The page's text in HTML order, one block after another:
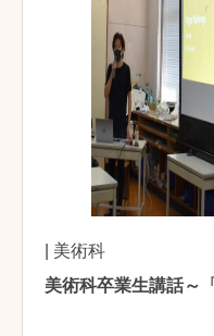
| 美術科
美術科卒業生講話～